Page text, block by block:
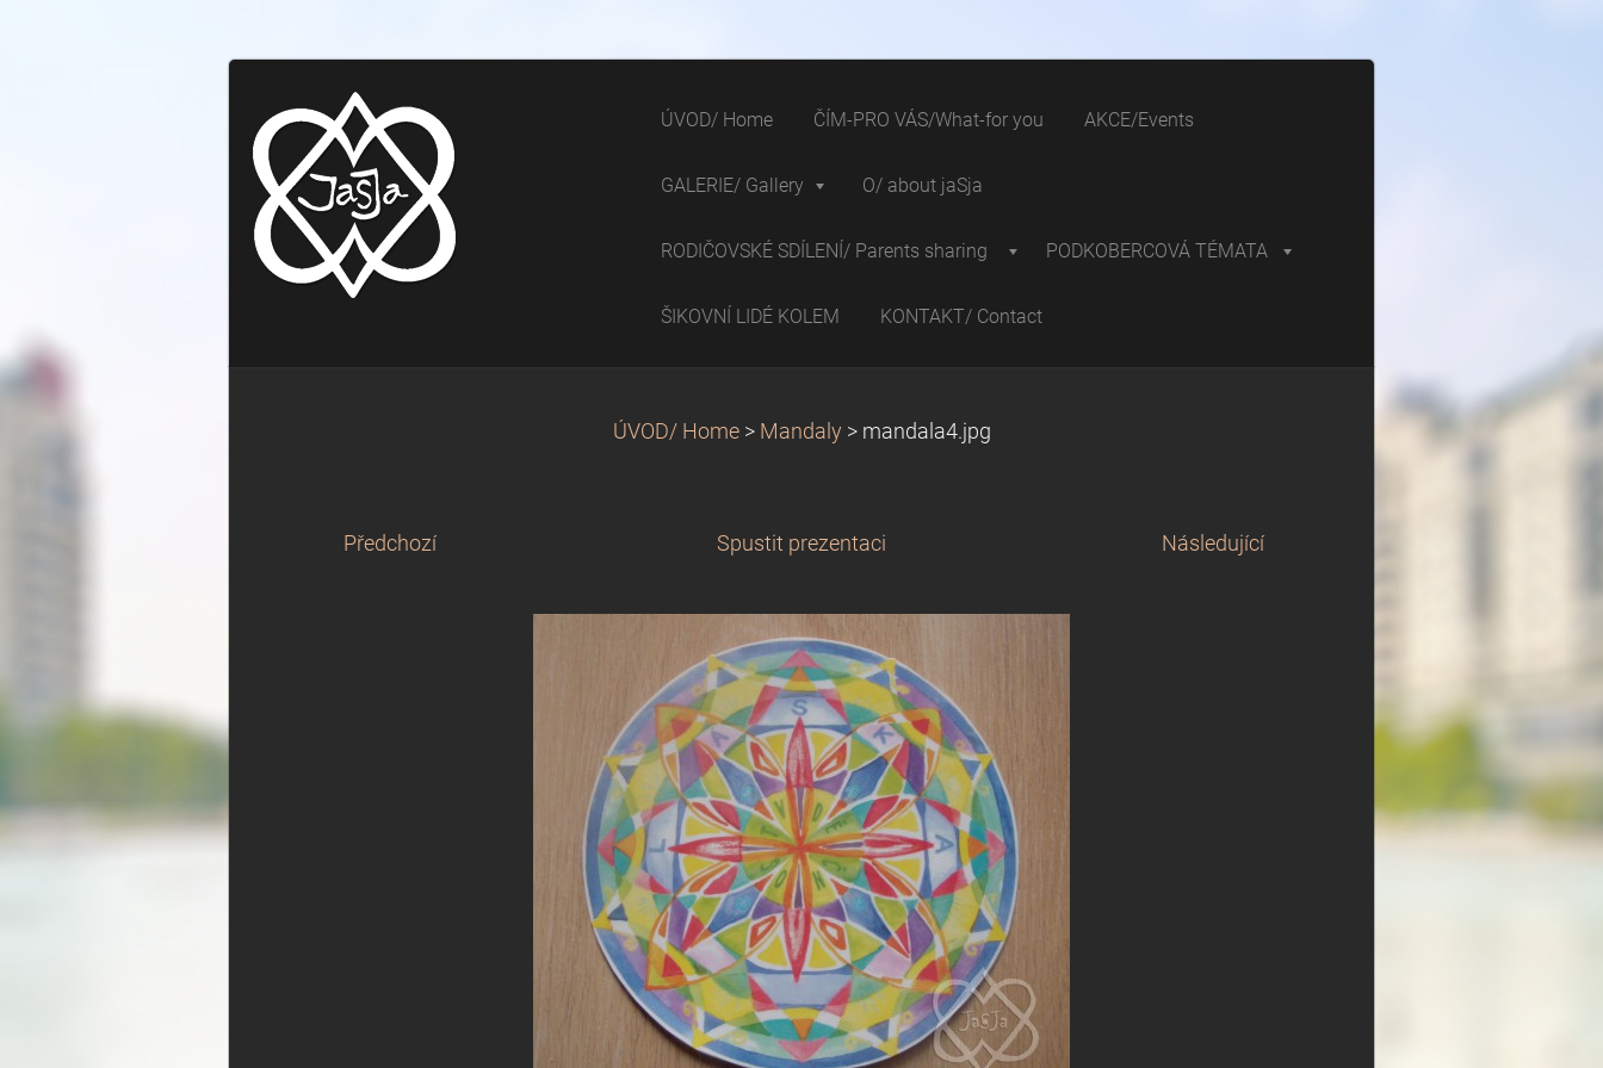
ÚVOD/ Home ČÍM-PRO VÁS/What-for you AKCE/Events
GALERIE/ Gallery O/ about jaSja
RODIČOVSKÉ SDÍLENÍ/ Parents sharing PODKOBERCOVÁ TÉMATA
ŠIKOVNÍ LIDÉ KOLEM KONTAKT/ Contact
ÚVOD/ Home > Mandaly > mandala4.jpg
Předchozí Spustit prezentaci Následující